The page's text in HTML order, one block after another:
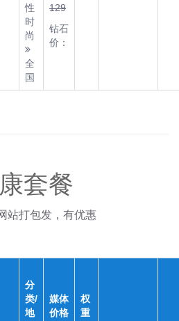
性
时
尚
全
国
129
钻石
价：
套餐
站打包发，有优惠
分
类/
地
媒体
价格
权
重